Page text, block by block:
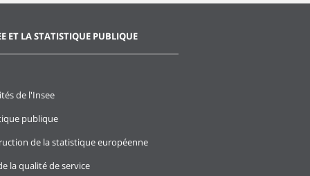
ET LA STATISTIQUE PUBLIQUE
de l'Insee
publique
de la statistique européenne
la qualité de service